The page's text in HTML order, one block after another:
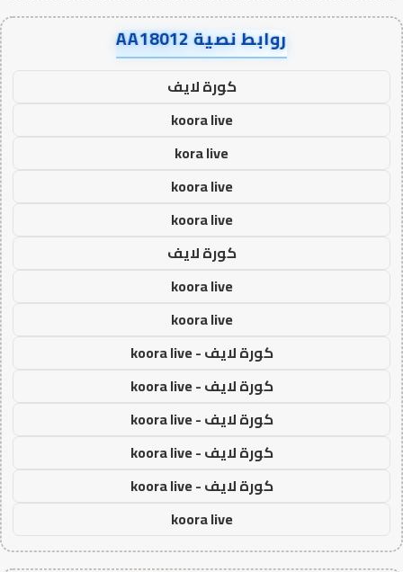
روابط نصية AA18012
كورة لايف
koora live
kora live
koora live
koora live
كورة لايف
koora live
koora live
كورة لايف - koora live
كورة لايف - koora live
كورة لايف - koora live
كورة لايف - koora live
كورة لايف - koora live
koora live